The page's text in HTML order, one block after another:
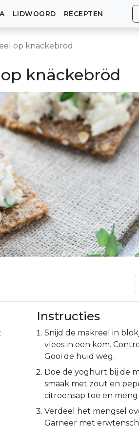
LIDWOORD RECEPTEN
op knäckebröd
knäckebröd
Instructies
Snijd de makreel in
vlees in een kom.
Gooi de huid weg.
Doe de yoghurt bij de
smaak met zout en
citroensap toe en
Verdeel het mengsel
Garneer met